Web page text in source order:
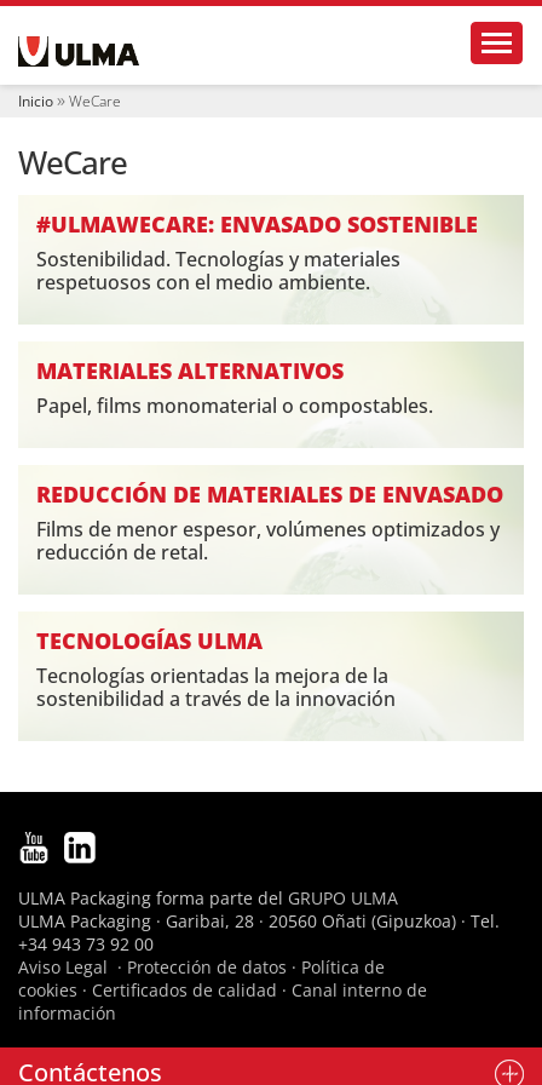
e Inicio WeCare
WeCare
#ULMAWECARE: ENVASADO SOSTENIBLE
Sostenibilidad. Tecnologías y materiales
respetuosos con el medio ambiente.
MATERIALES ALTERNATIVOS
Papel, films monomaterial o compostables.
REDUCCIÓN DE MATERIALES DE ENVASADO
Films de menor espesor, volúmenes optimizados y
reducción de retal.
TECNOLOGÍAS ULMA
Tecnologías orientadas la mejora de la
sostenibilidad a través de la innovación
Contáctenos
ULMA Packaging forma parte del GRUPO ULMA
ULMA Packaging · Garibai, 28 · 20560 Oñati (Gipuzkoa) · Tel.
+34 943 73 92 00
Aviso Legal · Protección de datos · Política de
cookies · Certificados de calidad · Canal interno de
información